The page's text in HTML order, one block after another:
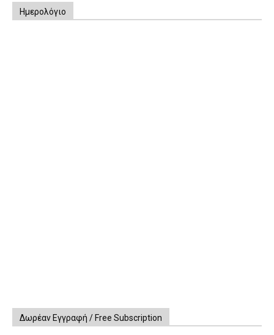
Ημερολόγιο
Δωρέαν Εγγραφή / Free Subscription